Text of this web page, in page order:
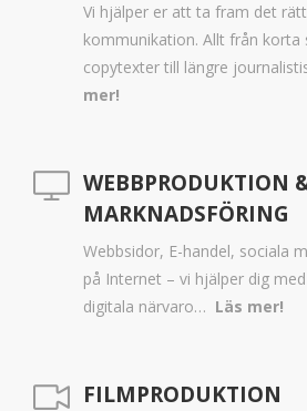
Vi hjälper er att ta fram det
kommunikation. Allt från korta
copytexter till längre
mer!
WEBBPRODUKTION
MARKNADSFÖRING
Webbsidor, E-handel, sociala
på Internet – vi hjälper dig
digitala närvaro… Läs mer!
FILMPRODUKTION